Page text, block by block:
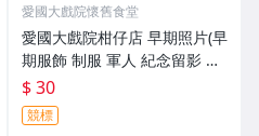
愛國大戲院懷舊食堂
愛國大戲院柑仔店 早期照片(早
期服飾 制服 軍人 紀念留影 現
況賣)K 767
$ 30
競標